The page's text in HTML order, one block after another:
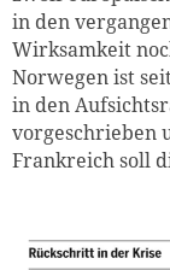
in den
Wirksamkeit
Norwegen ist
in den
vorgeschrieben
Frankreich soll